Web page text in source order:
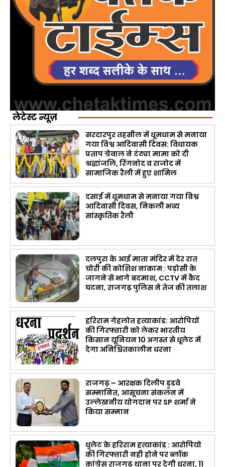
लेटेस्ट न्यूज़
सरदारपुर तहसील में धूमधाम से मनाया
गया विश्व आदिवासी दिवस: विधायक
प्रताप ग्रेवाल ने टंट्या मामा को दी
श्रद्धांजलि, रिंगनोद व राजोद में
सामाजिक रैली में हुए शामिल
दसाई में धूमधाम से मनाया गया विश्व
आदिवासी दिवस, निकली भव्य
सांस्कृतिक रैली
दलपुरा के आई माता मंदिर में देर रात
चोरी की कोशिश नाकाम : पड़ोसी के
जागने से भागे बदमाश, CCTV में कैद
घटना, राजगढ़ पुलिस ने तेज की तलाश
हरिराम गेहलोत हत्याकांड: आरोपियों
की गिरफ्तारी को लेकर भारतीय
किसान यूनियन 10 अगस्त से धूलेट में
देगा अनिश्चितकालीन धरना
राजगढ़ – आरक्षक दिलीप डुडवे
सम्मानित, आसूचना संकलन में
उल्लेखनीय योगदान पर SP शर्मा ने
किया सम्मान
धुलेट के हरिराम हत्याकांड : आरोपियो
की गिरफ्तारी नही होने पर ब्लॉक
कांग्रेस राजगढ़ थाना पर देगी धरना, 11